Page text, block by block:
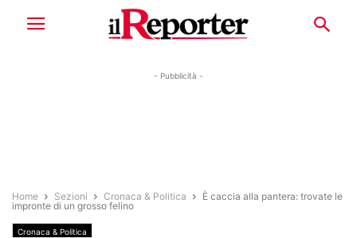
- Pubblicità -
Home Sezioni Cronaca & Politica
È caccia alla pantera: trovate le
impronte di un grosso felino
Cronaca & Politica